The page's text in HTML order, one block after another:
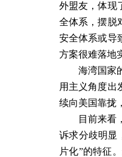
外盟友，体现
全体系，摆脱
安全体系或导
方案很难落地
海湾国家
用主义角度出
续向美国靠拢
目前来看
诉求分歧明显
片化”的特征